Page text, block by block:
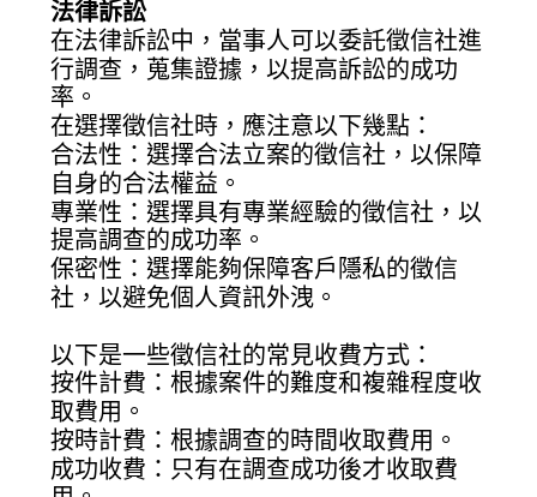
法律訴訟
在法律訴訟中，當事人可以委託徵信社進
行調查，蒐集證據，以提高訴訟的成功
率。
在選擇徵信社時，應注意以下幾點：
合法性：選擇合法立案的徵信社，以保障
自身的合法權益。
專業性：選擇具有專業經驗的徵信社，以
提高調查的成功率。
保密性：選擇能夠保障客戶隱私的徵信
社，以避免個人資訊外洩。
以下是一些徵信社的常見收費方式：
按件計費：根據案件的難度和複雜程度收
取費用。
按時計費：根據調查的時間收取費用。
成功收費：只有在調查成功後才收取費